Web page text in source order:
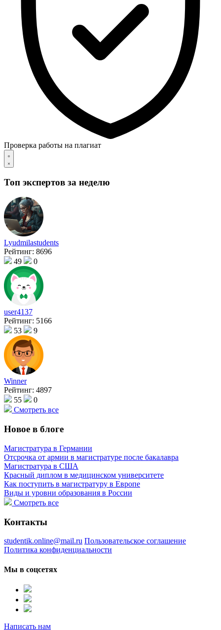
Проверка работы на плагиат
Топ экспертов за неделю
Lyudmilastudents
Рейтинг: 8696
49
0
user4137
Рейтинг: 5166
53
9
Winner
Рейтинг: 4897
55
0
Смотреть все
Новое в блоге
Магистратура в Германии
Отсрочка от армии в магистратуре после бакалавра
Магистратура в США
Красный диплом в медицинском университете
Как поступить в магистратуру в Европе
Виды и уровни образования в России
Смотреть все
Контакты
studentik.online@mail.ru Пользовательское соглашение
Политика конфиденциальности
Мы в соцсетях
Написать нам